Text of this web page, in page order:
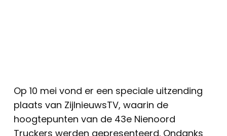
Op 10 mei vond er een speciale uitzending
plaats van ZijlnieuwsTV, waarin de
hoogtepunten van de 43e Nienoord
Truckers werden gepresenteerd. Ondanks